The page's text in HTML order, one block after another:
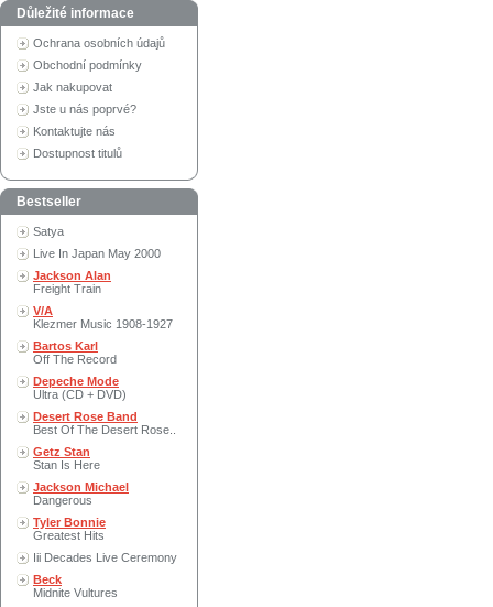
Důležité informace
Ochrana osobních údajů
Obchodní podmínky
Jak nakupovat
Jste u nás poprvé?
Kontaktujte nás
Dostupnost titulů
Bestseller
Satya
Live In Japan May 2000
Jackson Alan
Freight Train
V/A
Klezmer Music 1908-1927
Bartos Karl
Off The Record
Depeche Mode
Ultra (CD + DVD)
Desert Rose Band
Best Of The Desert Rose..
Getz Stan
Stan Is Here
Jackson Michael
Dangerous
Tyler Bonnie
Greatest Hits
Iii Decades Live Ceremony
Beck
Midnite Vultures